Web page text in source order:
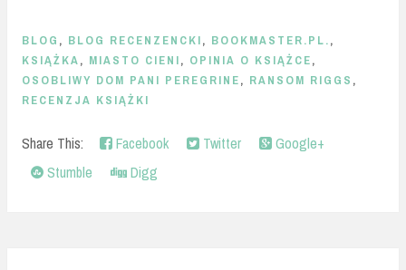
BLOG , BLOG RECENZENCKI, BOOKMASTER.PL.,
KSIĄŻKA, MIASTO CIENI, OPINIA O KSIĄŻCE,
OSOBLIWY DOM PANI PEREGRINE, RANSOM RIGGS ,
RECENZJA KSIĄŻKI
Share This: Facebook Twitter
Google+
Stumble
Digg